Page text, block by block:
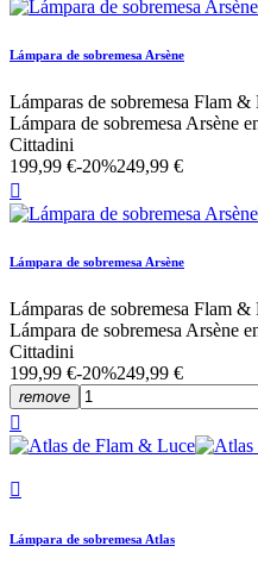
Lámpara de sobremesa Arsène
Lámparas de sobremesa Flam &
Lámpara de sobremesa Arsène
Cittadini
199,99 €-20%249,99 €

Lámpara de sobremesa Arsène
Lámparas de sobremesa Flam &
Lámpara de sobremesa Arsène
Cittadini
199,99 €-20%249,99 €
remove


Lámpara de sobremesa Atlas